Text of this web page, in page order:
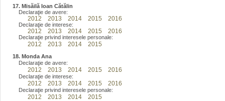
17. Misăilă Ioan Cătălin
Declaraţie de avere:
2012 2013 2014 2015 2016
Declaraţie de interese:
2012 2013 2014 2015 2016
Declaraţie privind interesele personale:
2012 2013 2014 2015
18. Monda Ana
Declaraţie de avere:
2012 2013 2014 2015 2016
Declaraţie de interese:
2012 2013 2014 2015 2016
Declaraţie privind interesele personale:
2012 2013 2014 2015